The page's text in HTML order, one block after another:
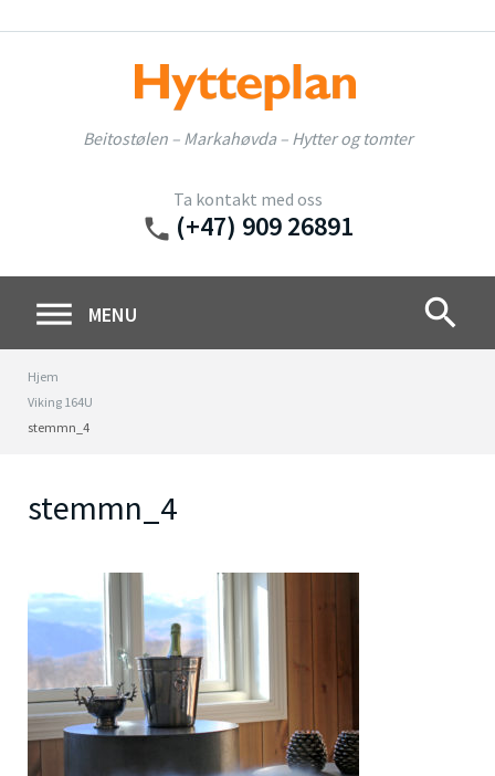
to
Beitostølen – Markahøvda – Hytter og tomter
Ta kontakt med oss
phone (+47) 909 26891
MENU search
Hjem
Viking 164U
stemmn_4
stemmn_4